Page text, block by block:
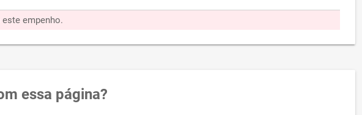
empenho.
essa página?